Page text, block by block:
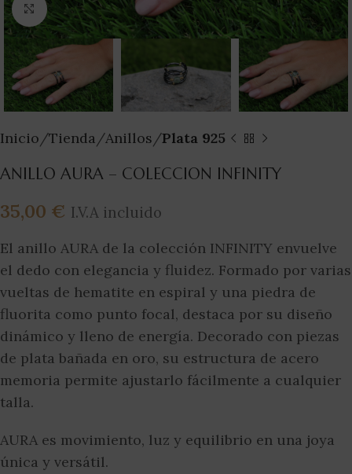
Clic para ampliar
Inicio Tienda Anillos Plata 925
ANILLO AURA – COLECCION INFINITY
35,00 € I.V.A incluido
El anillo AURA de la colección INFINITY envuelve
el dedo con elegancia y fluidez. Formado por varias
vueltas de hematite en espiral y una piedra de
fluorita como punto focal, destaca por su diseño
dinámico y lleno de energía. Decorado con piezas
de plata bañada en oro, su estructura de acero
memoria permite ajustarlo fácilmente a cualquier
talla.
AURA es movimiento, luz y equilibrio en una joya
única y versátil.